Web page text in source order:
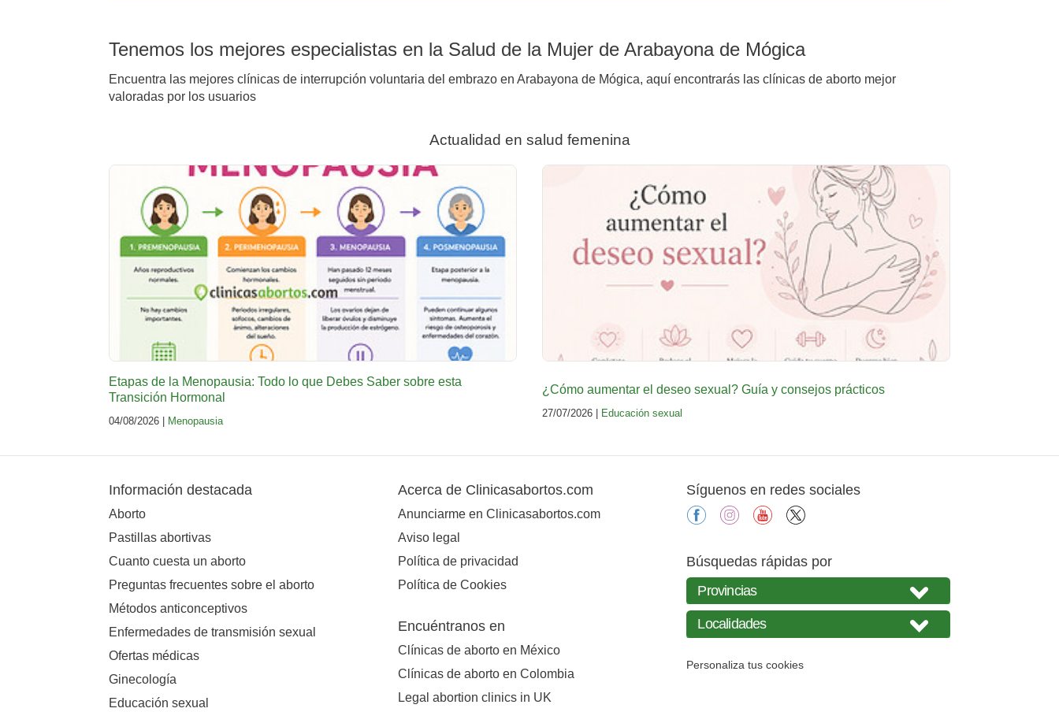
Tenemos los mejores especialistas en la Salud de la Mujer de Arabayona de Mógica
Encuentra las mejores clínicas de interrupción voluntaria del embrazo en Arabayona de Mógica, aquí encontrarás las clínicas de aborto mejor
valoradas por los usuarios
Actualidad en salud femenina
Etapas de la Menopausia: Todo lo que Debes Saber sobre esta
Transición Hormonal
04/08/2026 | Menopausia
¿Cómo aumentar el deseo sexual? Guía y consejos prácticos
27/07/2026 | Educación sexual
Información destacada
Aborto
Pastillas abortivas
Cuanto cuesta un aborto
Preguntas frecuentes sobre el aborto
Métodos anticonceptivos
Enfermedades de transmisión sexual
Ofertas médicas
Ginecología
Educación sexual
Acerca de Clinicasabortos.com
Anunciarme en Clinicasabortos.com
Aviso legal
Política de privacidad
Política de Cookies
Encuéntranos en
Clínicas de aborto en México
Clínicas de aborto en Colombia
Legal abortion clinics in UK
Síguenos en redes sociales
facebookinstagramyoutube
Búsquedas rápidas por
Personaliza tus cookies